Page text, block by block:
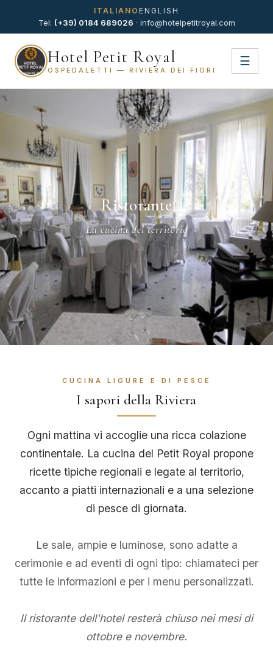
ITALIANO ENGLISH
Tel: (+39) 0184 689026 · info@hotelpetitroyal.com
Hotel Petit Royal
OSPEDALETTI — RIVIERA DEI FIORI
☰
Ristorante
La cucina del territorio
CUCINA LIGURE E DI PESCE
I sapori della Riviera
Ogni mattina vi accoglie una ricca colazione
continentale. La cucina del Petit Royal propone
ricette tipiche regionali e legate al territorio,
accanto a piatti internazionali e a una selezione
di pesce di giornata.
Le sale, ampie e luminose, sono adatte a
cerimonie e ad eventi di ogni tipo: chiamateci per
tutte le informazioni e per i menu personalizzati.
Il ristorante dell'hotel resterà chiuso nei mesi di
ottobre e novembre.